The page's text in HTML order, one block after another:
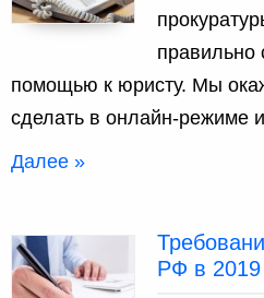
правильно
помощью к юристу. Мы
сделать в онлайн-режиме
Далее »
РФ в 2019